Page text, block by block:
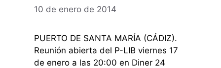
10 de enero de 2014
PUERTO DE SANTA MARÍA (CÁDIZ).
Reunión abierta del P-LIB viernes 17
de enero a las 20:00 en Diner 24